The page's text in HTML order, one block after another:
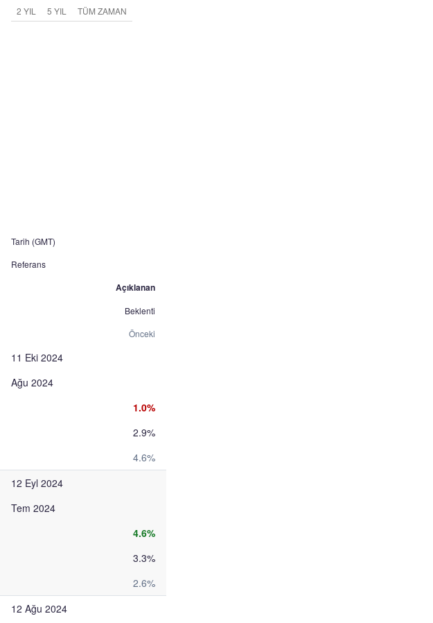
2 YIL 5 YIL TÜM ZAMAN
Tarih (GMT)
Referans
Açıklanan
Beklenti
Önceki
11 Eki 2024
Ağu 2024
1.0%
2.9%
4.6%
12 Eyl 2024
Tem 2024
4.6%
3.3%
2.6%
12 Ağu 2024